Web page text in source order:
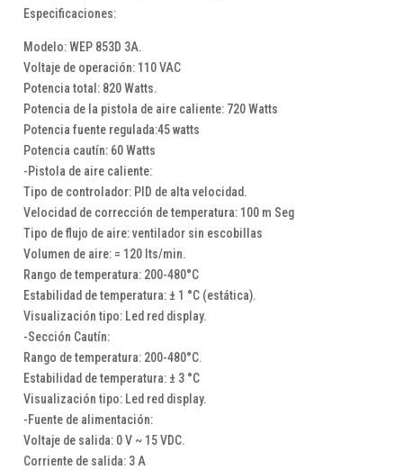
cantidad
Especificaciones:
Modelo: WEP 853D 3A.
Voltaje de operación: 110 VAC
Potencia total: 820 Watts.
Potencia de la pistola de aire caliente: 720 Watts
Potencia fuente regulada:45 watts
Potencia cautín: 60 Watts
-Pistola de aire caliente:
Tipo de controlador: PID de alta velocidad.
Velocidad de corrección de temperatura: 100 m Seg
Tipo de flujo de aire: ventilador sin escobillas
Volumen de aire: = 120 lts/min.
Rango de temperatura: 200-480°C
Estabilidad de temperatura: ± 1 °C (estática).
Visualización tipo: Led red display.
-Sección Cautín:
Rango de temperatura: 200-480°C.
Estabilidad de temperatura: ± 3 °C
Visualización tipo: Led red display.
-Fuente de alimentación:
Voltaje de salida: 0 V ~ 15 VDC.
Corriente de salida: 3 A